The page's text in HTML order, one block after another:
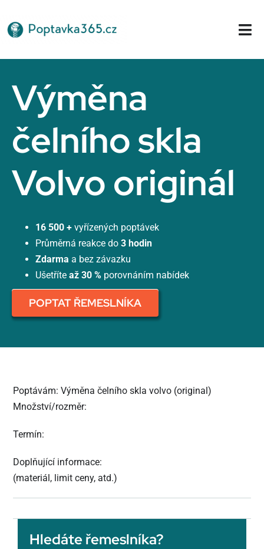
na
obsah
Výměna
čelního skla
Volvo originál
16 500 + vyřízených poptávek
Průměrná reakce do 3 hodin
Zdarma a bez závazku
Ušetříte až 30 %porovnáním nabídek
POPTAT ŘEMESLNÍKA
Poptávám: Výměna čelního skla volvo (original)
Množství/rozměr:
Termín:
Doplňující informace:
(materiál, limit ceny, atd.)
Hledáte řemeslníka?